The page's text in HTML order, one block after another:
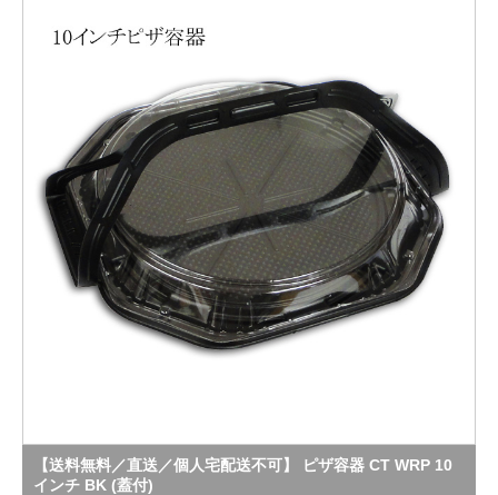
【送料無料／直送／個人宅配送不可】 ピザ容器 CT WRP 10
インチ BK (蓋付)